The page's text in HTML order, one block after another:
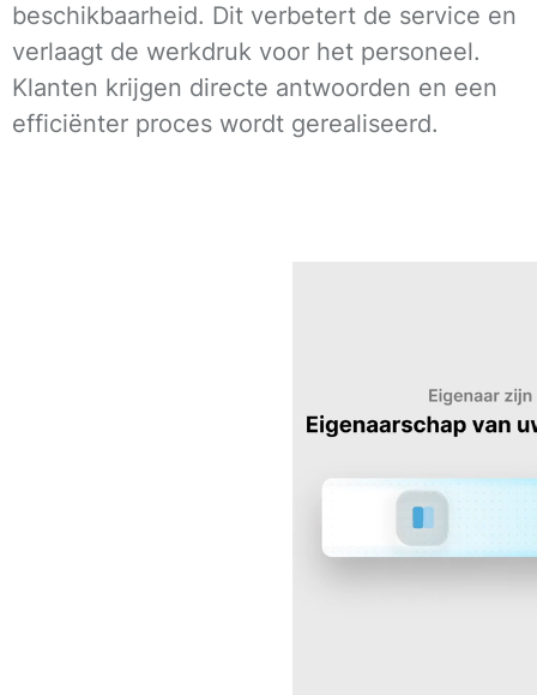
beschikbaarheid. Dit verbetert de service en
verlaagt de werkdruk voor het personeel.
Klanten krijgen directe antwoorden en een
efficiënter proces wordt gerealiseerd.